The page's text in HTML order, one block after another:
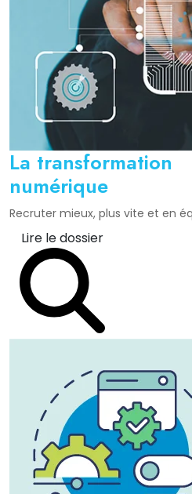
La transformation
numérique
Recruter mieux, plus vite et en
Lire le dossier